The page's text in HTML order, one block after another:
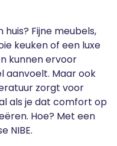
Fijne meubels,
keuken of een luxe
kunnen ervoor
aanvoelt. Maar ook
zorgt voor
als je dat comfort op
Hoe? Met een
NIBE.